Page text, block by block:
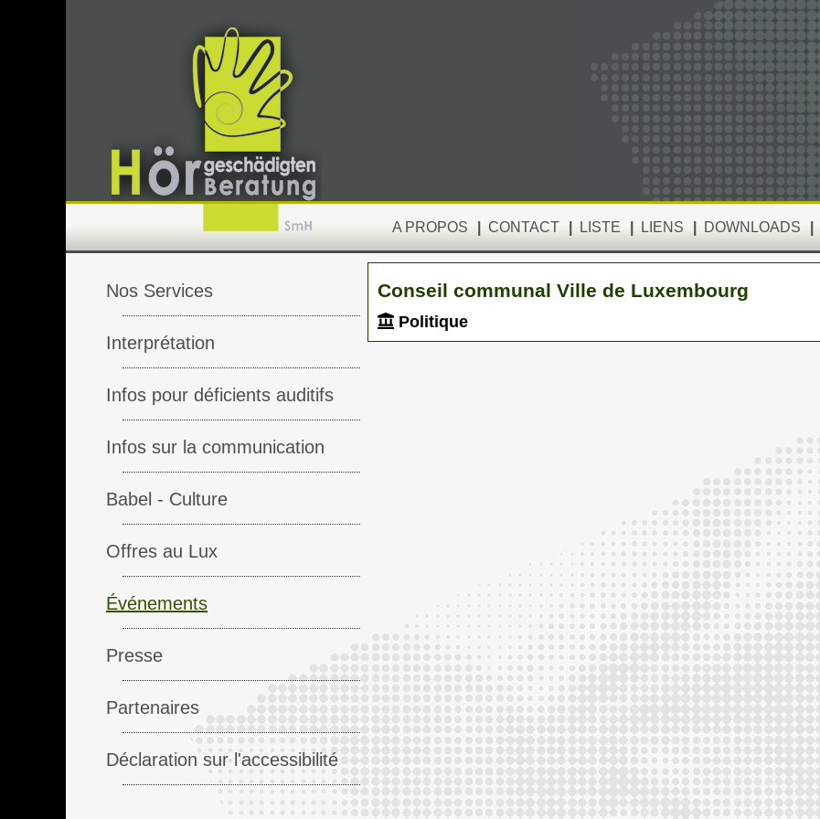
A PROPOS CONTACT LISTE LIENS DOWNLOADS
Nos Services
Interprétation
Infos pour déficients auditifs
Infos sur la communication
Babel - Culture
Offres au Lux
Événements
Presse
Partenaires
Déclaration sur l'accessibilité
Conseil communal Ville de Luxembourg
Politique